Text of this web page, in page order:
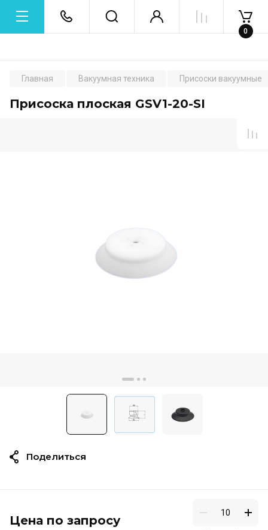
0
Главная Вакуумная техника Присоски вакуумные
Присоска плоская GSV1-20-SI
Цена по запросу
Поделиться